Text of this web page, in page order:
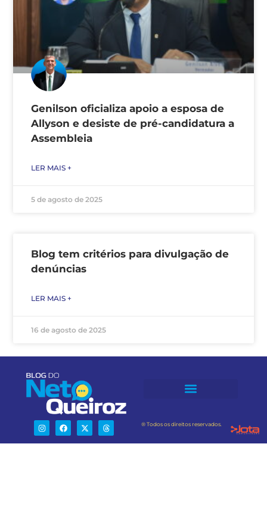
Genilson oficializa apoio a esposa de
Allyson e desiste de pré-candidatura a
Assembleia
LER MAIS +
5 de agosto de 2025
Blog tem critérios para divulgação de
denúncias
LER MAIS +
16 de agosto de 2025
® Todos os direitos reservados.